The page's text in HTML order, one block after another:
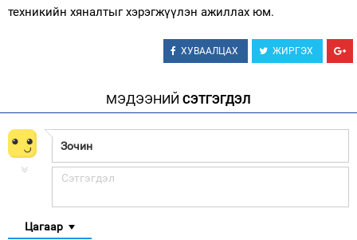
техникийн хяналтыг хэрэгжүүлэн ажиллах юм.
ХУВААЛЦАХ ЖИРГЭХ
МЭДЭЭНИЙ СЭТГЭГДЭЛ
Цагаар